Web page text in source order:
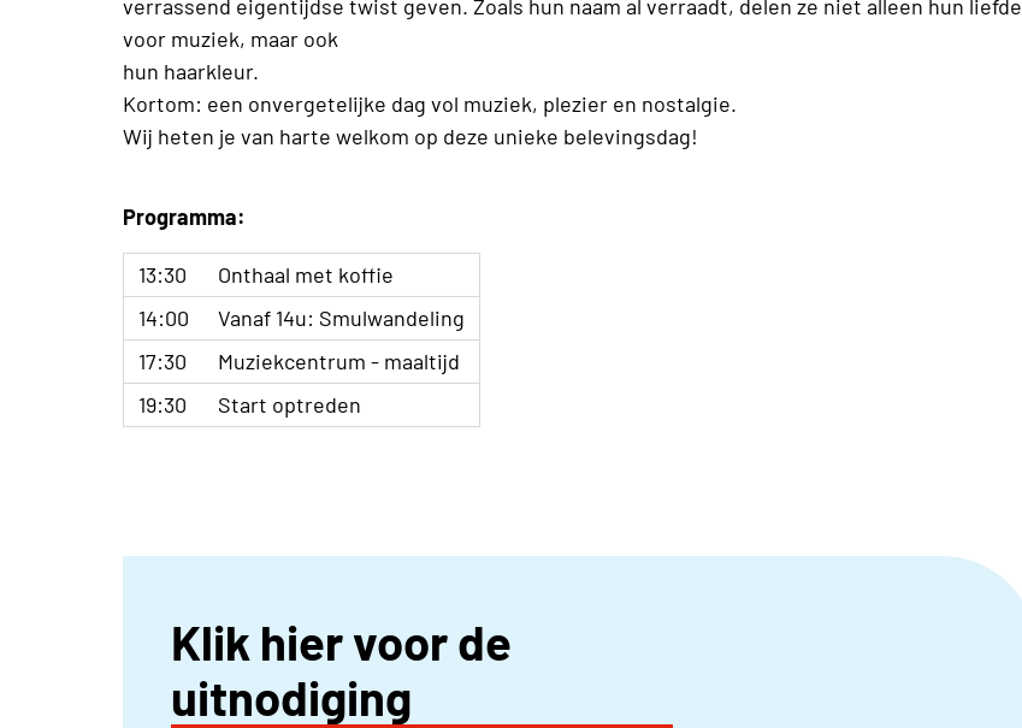
verrassend eigentijdse twist geven. Zoals hun naam al verraadt, delen ze niet alleen hun liefde
voor muziek, maar ook
hun haarkleur.
Kortom: een onvergetelijke dag vol muziek, plezier en nostalgie.
Wij heten je van harte welkom op deze unieke belevingsdag!
Programma:
13:30
Onthaal met koffie
14:00
Vanaf 14u: Smulwandeling
17:30
Muziekcentrum - maaltijd
19:30
Start optreden
Klik hier voor de
uitnodiging